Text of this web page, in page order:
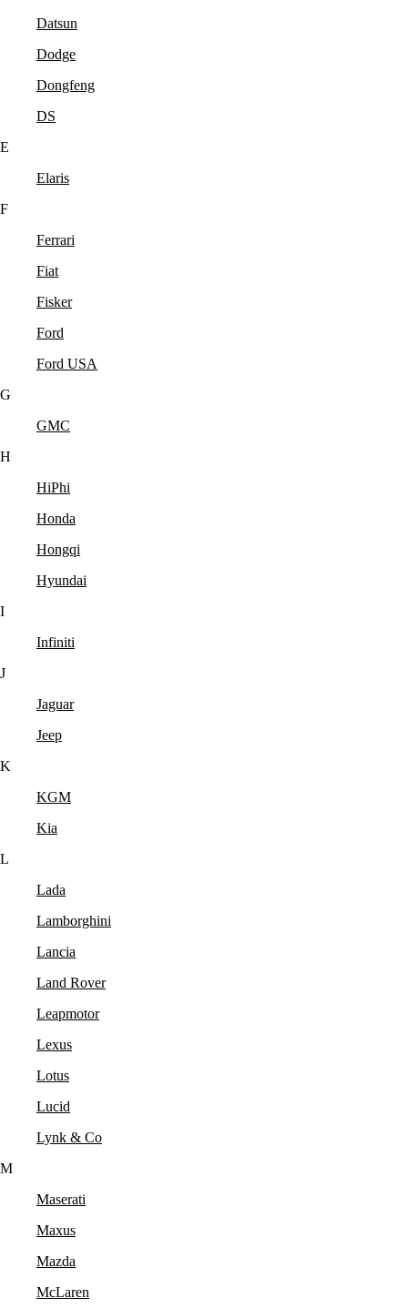
Datsun
Dodge
Dongfeng
DS
E
Elaris
F
Ferrari
Fiat
Fisker
Ford
Ford USA
G
GMC
H
HiPhi
Honda
Hongqi
Hyundai
I
Infiniti
J
Jaguar
Jeep
K
KGM
Kia
L
Lada
Lamborghini
Lancia
Land Rover
Leapmotor
Lexus
Lotus
Lucid
Lynk & Co
M
Maserati
Maxus
Mazda
McLaren